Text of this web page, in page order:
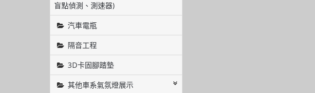
盲點偵測、測速器)
汽車電瓶
隔音工程
3D卡固腳踏墊
其他車系氣氛燈展示